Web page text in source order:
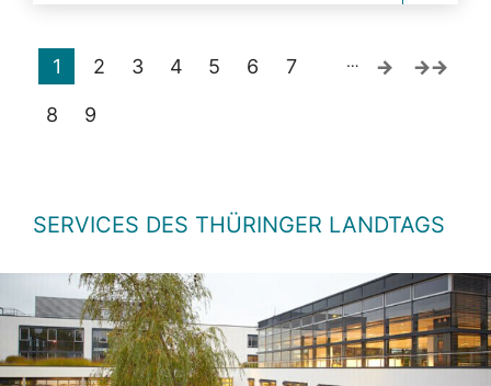
1 2 3 4 5 6 7
8 9
…
SERVICES DES THÜRINGER LANDTAGS